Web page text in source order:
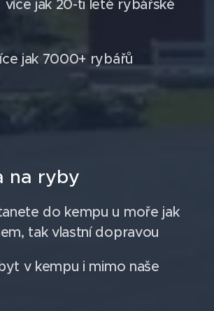
jak 20-ti leté rybářské
jak 7000+ rybářů
na ryby
do kempu u moře jak
tak vlastní dopravou
v kempu i mimo naše